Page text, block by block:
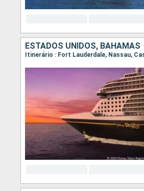
ESTADOS UNIDOS, BAHAMAS
Itinerário : Fort Lauderdale, Nassau,